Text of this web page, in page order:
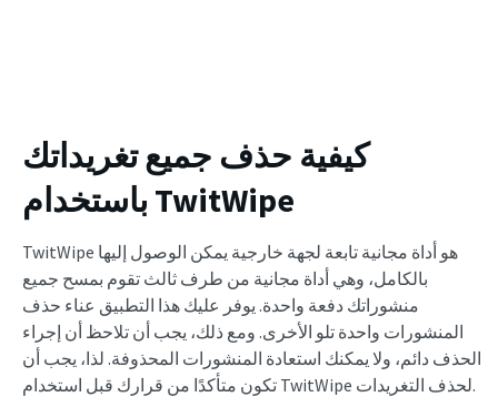
كيفية حذف جميع تغريداتك
باستخدام TwitWipe
TwitWipe هو أداة مجانية تابعة لجهة خارجية يمكن الوصول إليها
بالكامل، وهي أداة مجانية من طرف ثالث تقوم بمسح جميع
منشوراتك دفعة واحدة. يوفر عليك هذا التطبيق عناء حذف
المنشورات واحدة تلو الأخرى. ومع ذلك، يجب أن تلاحظ أن إجراء
الحذف دائم، ولا يمكنك استعادة المنشورات المحذوفة. لذا، يجب أن
تكون متأكدًا من قرارك قبل استخدام TwitWipe لحذف التغريدات.